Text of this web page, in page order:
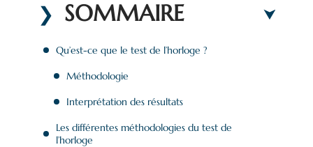
SOMMAIRE
Qu’est-ce que le test de l’horloge ?
Méthodologie
Interprétation des résultats
Les différentes méthodologies du test de
l’horloge